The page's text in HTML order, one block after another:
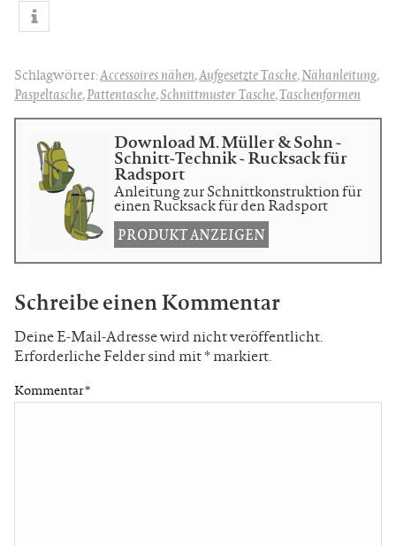
Schlagwörter:Accessoires nähen,Aufgesetzte Tasche,Nähanleitung,
Paspeltasche,Pattentasche,Schnittmuster Tasche,Taschenformen
Download M. Müller & Sohn -
Schnitt-Technik - Rucksack für
Radsport
Anleitung zur Schnittkonstruktion für
einen Rucksack für den Radsport
PRODUKT ANZEIGEN
Schreibe einen Kommentar
Deine E-Mail-Adresse wird nicht veröffentlicht.
Erforderliche Felder sind mit*markiert.
Kommentar*